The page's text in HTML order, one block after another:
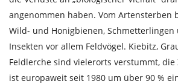
angenommen haben. Vom Artensterben
Wild- und Honigbienen,
Insekten vor allem Feldvögel. Kiebitz,
Feldlerche sind vielerorts verstummt,
ist europaweit seit 1980 um über 90 %